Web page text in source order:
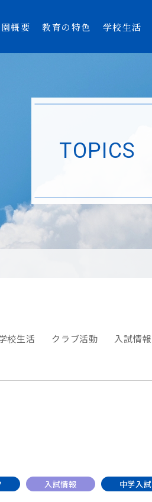
概要 教育の特色 学校生活
TOPICS
校生活 クラブ活動 入試情報
入試情報 中学入試